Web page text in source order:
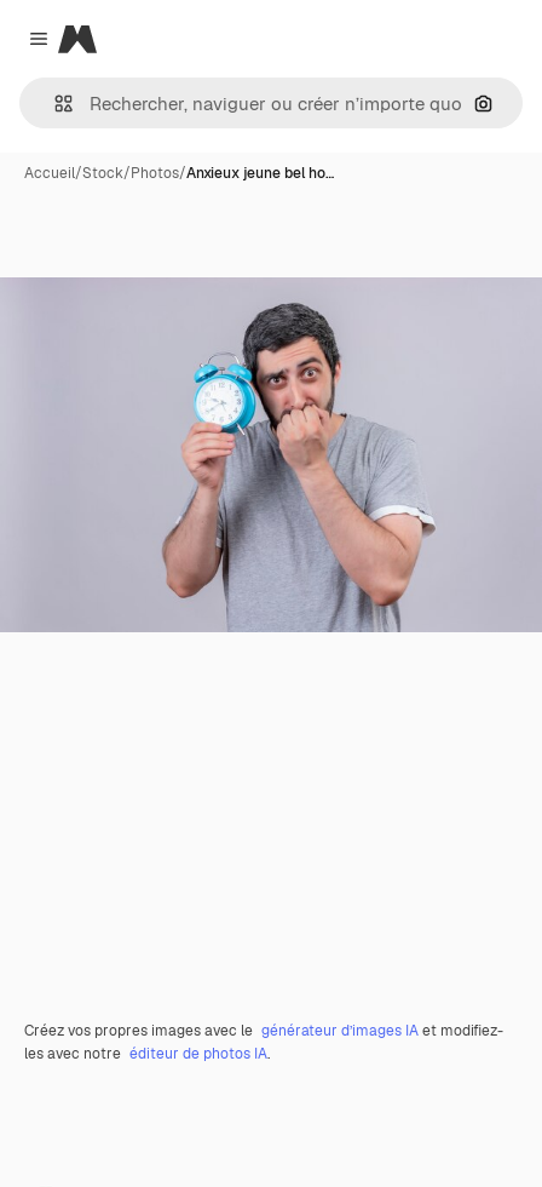
Close menu
Magnific
Accueil/Stock/Photos/Anxieux jeune bel ho…
Créez vos propres images avec le générateur d’images IAet modifiez-
les avec notre éditeur de photos IA.